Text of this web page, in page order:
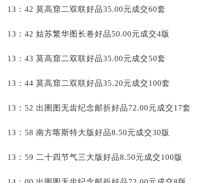
13：42 莫高窟二双联好品35.00元成交60套
13：42 姑苏繁华图长卷好品50.00元成交4版
13：43 莫高窟二双联好品35.00元成交50套
13：44 莫高窟二双联好品35.20元成交100套
13：52 出圉图无齿纪念邮折好品72.00元成交17套
13：58 南方喀斯特大版好品8.50元成交30版
13：59 二十四节气三大版好品8.50元成交100版